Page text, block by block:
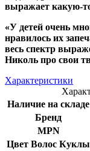
выражает какую-
«У детей очень
нравилось их
весь спектр
Николь про свои
Характеристики
Наличие на складе
Бренд
MPN
Цвет Волос Куклы